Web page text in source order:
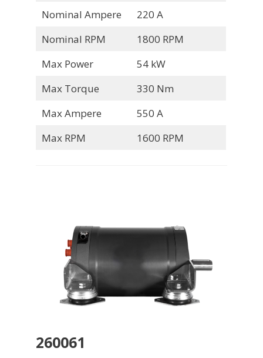
Nominal Ampere
220 A
Nominal RPM
1800 RPM
Max Power
54 kW
Max Torque
330 Nm
Max Ampere
550 A
Max RPM
1600 RPM
260061